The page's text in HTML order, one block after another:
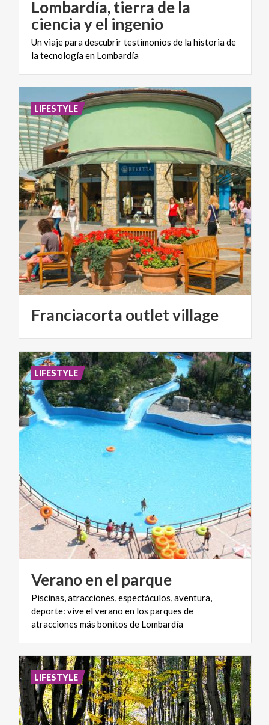
Lombardía, tierra de la
ciencia y el ingenio
Unviajeparadescubrirtestimonios de lahistoriade
latecnologíaen Lombardía
Franciacorta outletvillage
LIFESTYLE
Veranoen el parque
Piscinas, atracciones, espectáculos, aventura,
deporte: vive el verano en los parques de
atracciones más bonitos de Lombardía
LIFESTYLE
LIFESTYLE